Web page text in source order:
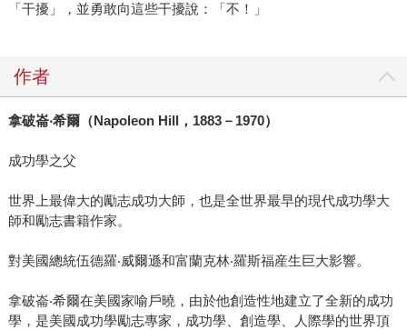
「干擾」，並勇敢向這些干擾說：「不！」
作者
拿破崙‧希爾（Napoleon Hill ， 1883－ 1970）
成功學之父
世界上最偉大的勵志成功大師，也是全世界最早的現代成功學大
師和勵志書籍作家。
對美國總統伍德羅‧威爾遜和富蘭克林‧羅斯福産生巨大影響。
拿破崙‧希爾在美國家喻戶曉，由於他創造性地建立了全新的成功
學，是美國成功學勵志專家，成功學、創造學、人際學的世界頂